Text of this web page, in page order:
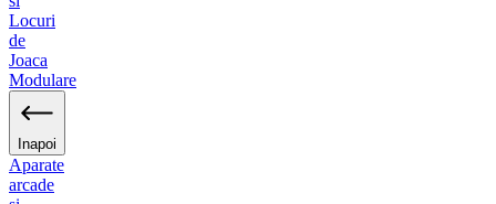
Locuri
de
Joaca
Modulare
Inapoi
Aparate
arcade